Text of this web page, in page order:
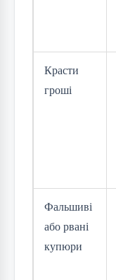
Красти
гроші
Фальшиві
або рвані
купюри